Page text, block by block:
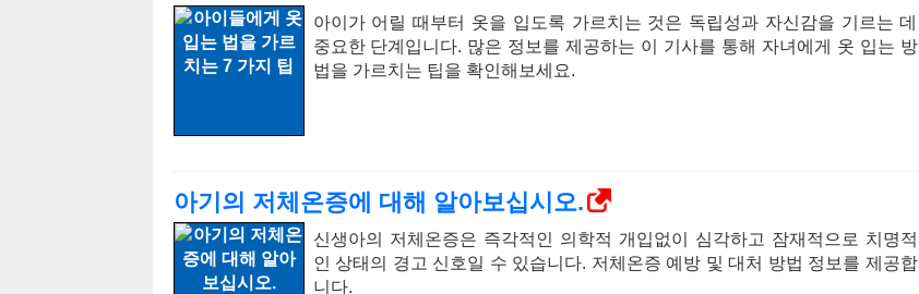
아이가 어릴 때부터 옷을 입도록 가르치는 것은 독립성과 자신감을 기르는 데
중요한 단계입니다. 많은 정보를 제공하는 이 기사를 통해 자녀에게 옷 입는 방
법을 가르치는 팁을 확인해보세요.
아기의 저체온증에 대해 알아보십시오.
신생아의 저체온증은 즉각적인 의학적 개입없이 심각하고 잠재적으로 치명적
인 상태의 경고 신호일 수 있습니다. 저체온증 예방 및 대처 방법 정보를 제공합
니다.